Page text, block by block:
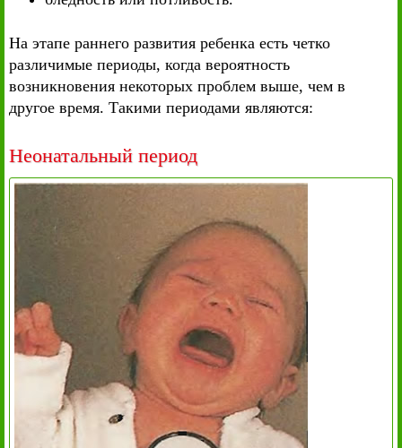
На этапе раннего развития ребенка есть четко
различимые периоды, когда вероятность
возникновения некоторых проблем выше, чем в
другое время. Такими периодами являются:
Неонатальный период